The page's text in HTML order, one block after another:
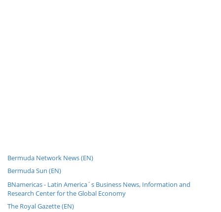
Bermuda Network News (EN)
Bermuda Sun (EN)
BNamericas - Latin America´s Business News, Information and
Research Center for the Global Economy
The Royal Gazette (EN)